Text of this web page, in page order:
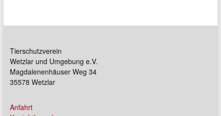
Tierschutzverein
Wetzlar und Umgebung e.V.
Magdalenenhäuser Weg 34
35578 Wetzlar
Anfahrt